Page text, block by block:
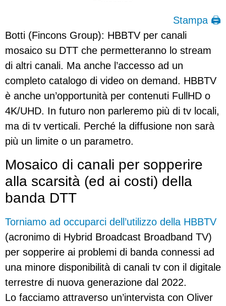
Stampa 🖨
Botti (Fincons Group): HBBTV per canali
mosaico su DTT che permetteranno lo stream
di altri canali. Ma anche l’accesso ad un
completo catalogo di video on demand. HBBTV
è anche un’opportunità per contenuti FullHD o
4K/UHD. In futuro non parleremo più di tv locali,
ma di tv verticali. Perché la diffusione non sarà
più un limite o un parametro.
Mosaico di canali per sopperire
alla scarsità (ed ai costi) della
banda DTT
Torniamo ad occuparci dell’utilizzo della HBBTV
(acronimo di Hybrid Broadcast Broadband TV)
per sopperire ai problemi di banda connessi ad
una minore disponibilità di canali tv con il digitale
terrestre di nuova generazione dal 2022.
Lo facciamo attraverso un’intervista con Oliver